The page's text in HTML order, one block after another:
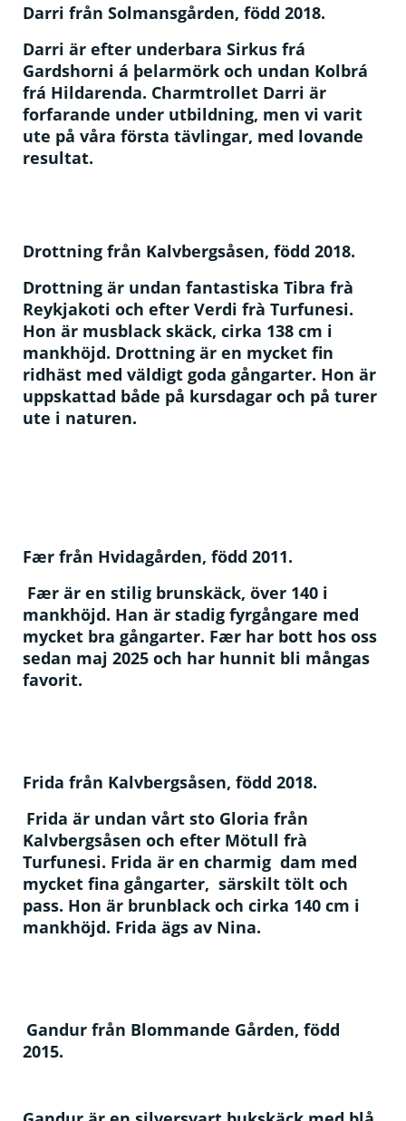
Darri från Solmansgården, född 2018.
Darri är efter underbara Sirkus frá
Gardshorni á þelarmörk och undan Kolbrá
frá Hildarenda. Charmtrollet Darri är
forfarande under utbildning, men vi varit
ute på våra första tävlingar, med lovande
resultat.
Drottning från Kalvbergsåsen, född 2018.
Drottning är undan fantastiska Tibra frà
Reykjakoti och efter Verdi frà Turfunesi.
Hon är musblack skäck, cirka 138 cm i
mankhöjd. Drottning är en mycket fin
ridhäst med väldigt goda gångarter. Hon är
uppskattad både på kursdagar och på turer
ute i naturen.
Fær från Hvidagården, född 2011.
Fær är en stilig brunskäck, över 140 i
mankhöjd. Han är stadig fyrgångare med
mycket bra gångarter. Fær har bott hos oss
sedan maj 2025 och har hunnit bli mångas
favorit.
Frida från Kalvbergsåsen, född 2018.
Frida är undan vårt sto Gloria från
Kalvbergsåsen och efter Mötull frà
Turfunesi. Frida är en charmig dam med
mycket fina gångarter, särskilt tölt och
pass. Hon är brunblack och cirka 140 cm i
mankhöjd. Frida ägs av Nina.
Gandur från Blommande Gården, född
2015.